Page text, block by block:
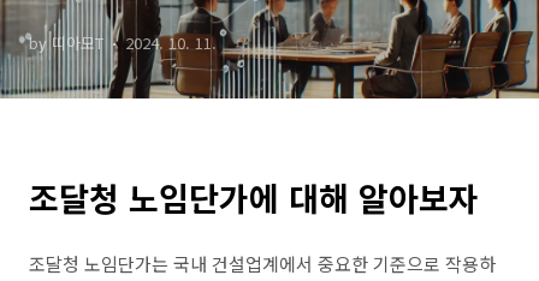
by 띠아모T 2024. 10. 11.
조달청 노임단가에 대해 알아보자
조달청 노임단가는 국내 건설업계에서 중요한 기준으로 작용하